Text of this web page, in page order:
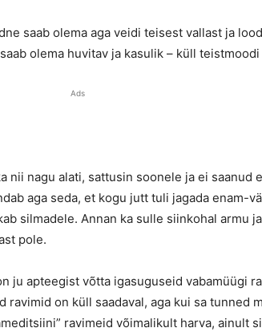
saab olema aga veidi teisest vallast ja
olema huvitav ja kasulik – küll
Ads
nagu alati, sattusin soonele ja ei saanud
aga seda, et kogu jutt tuli jagada enam-
silmadele. Annan ka sulle siinkohal armu
pole.
ju apteegist võtta igasuguseid vabamüügi
on küll saadaval, aga kui sa tunned
ravimeid võimalikult harva, ainult